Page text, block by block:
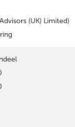
(UK) Limited)